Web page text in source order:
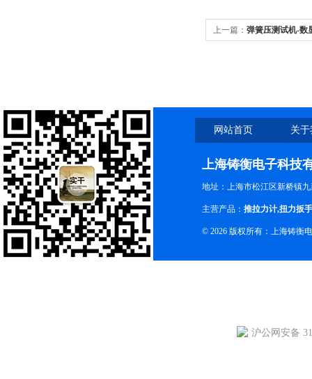
上一篇： 弹簧压测试机-数
网站首页 关
上海铸衡电子科技
地址：上海市松江区新桥镇
主营产品： 推拉力计,扭力扳手
© 2026 版权所有：上海铸衡
沪公网安备